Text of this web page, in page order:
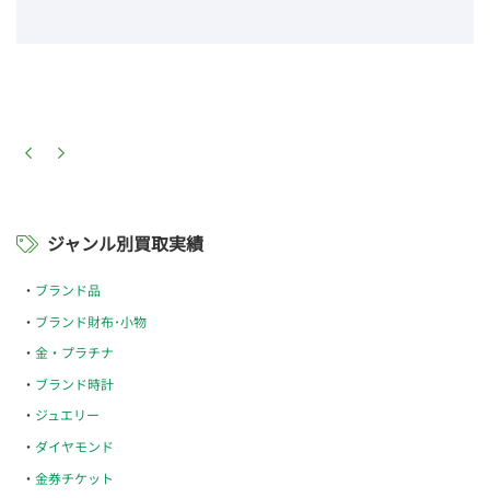
ジャンル別買取実績
ブランド品
ブランド財布･小物
金・プラチナ
ブランド時計
ジュエリー
ダイヤモンド
金券チケット